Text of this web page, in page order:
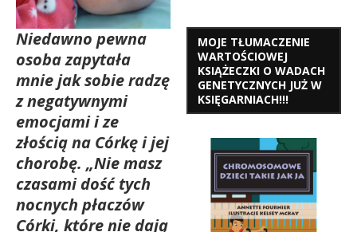
Niedawno pewna
osoba zapytała
mnie jak sobie radzę
z negatywnymi
emocjami i ze
złością na Córkę i jej
chorobę. „Nie masz
czasami dość tych
nocnych płaczów
Córki, które nie dają
MOJE TŁUMACZENIE
WARTOŚCIOWEJ
KSIĄŻECZKI O WADACH
GENETYCZNYCH JUŻ W
KSIĘGARNIACH!!!